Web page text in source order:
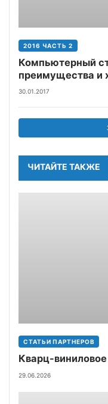
2016 ЧАСТЬ 2
Компьютерный
преимущества и
30.01.2017
ЧИТАЙТЕ ТАКЖЕ
СТАТЬИ ПАРТНЕРОВ
Кварц-
29.06.2026